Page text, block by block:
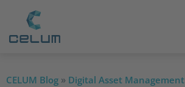
CELUM Blog » Digital Asset Management